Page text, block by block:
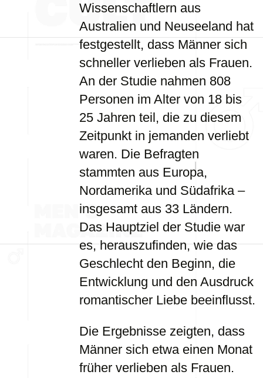
Wissenschaftlern aus
Australien und Neuseeland hat
festgestellt, dass Männer sich
schneller verlieben als Frauen.
An der Studie nahmen 808
Personen im Alter von 18 bis
25 Jahren teil, die zu diesem
Zeitpunkt in jemanden verliebt
waren. Die Befragten
stammten aus Europa,
Nordamerika und Südafrika –
insgesamt aus 33 Ländern.
Das Hauptziel der Studie war
es, herauszufinden, wie das
Geschlecht den Beginn, die
Entwicklung und den Ausdruck
romantischer Liebe beeinflusst.
Die Ergebnisse zeigten, dass
Männer sich etwa einen Monat
früher verlieben als Frauen.